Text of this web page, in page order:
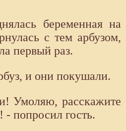
беременная на
с тем арбузом,
первый раз.
и они покушали.
Умоляю, расскажите
- попросил гость.